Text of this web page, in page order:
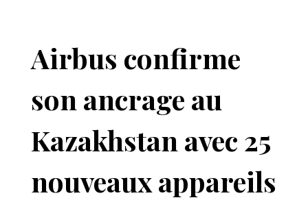
Airbus confirme
son ancrage au
Kazakhstan avec 25
nouveaux appareils